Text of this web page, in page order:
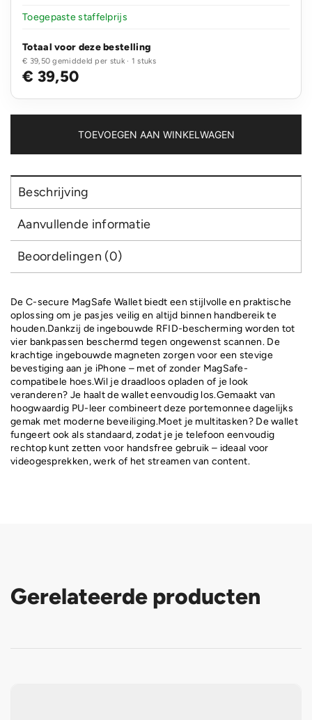
Toegepaste staffelprijs
Totaal voor deze bestelling
€ 39,50 gemiddeld per stuk · 1 stuks
€ 39,50
TOEVOEGEN AAN WINKELWAGEN
Beschrijving
Aanvullende informatie
Beoordelingen (0)
De C-secure MagSafe Wallet biedt een stijlvolle en praktische
oplossing om je pasjes veilig en altijd binnen handbereik te
houden.Dankzij de ingebouwde RFID-bescherming worden tot
vier bankpassen beschermd tegen ongewenst scannen. De
krachtige ingebouwde magneten zorgen voor een stevige
bevestiging aan je iPhone – met of zonder MagSafe-
compatibele hoes.Wil je draadloos opladen of je look
veranderen? Je haalt de wallet eenvoudig los.Gemaakt van
hoogwaardig PU-leer combineert deze portemonnee dagelijks
gemak met moderne beveiliging.Moet je multitasken? De wallet
fungeert ook als standaard, zodat je je telefoon eenvoudig
rechtop kunt zetten voor handsfree gebruik – ideaal voor
videogesprekken, werk of het streamen van content.
Gerelateerde producten